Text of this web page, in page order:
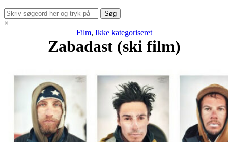
×
Film, Ikke kategoriseret
Zabadast (ski film)